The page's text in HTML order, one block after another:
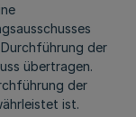
der
übertragen.
der
ist.